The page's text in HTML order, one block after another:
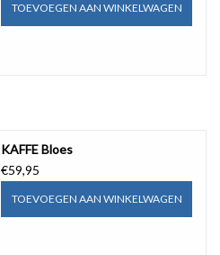
TOEVOEGEN AAN WINKELWAGEN
KAFFE Bloes
€59,95
TOEVOEGEN AAN WINKELWAGEN